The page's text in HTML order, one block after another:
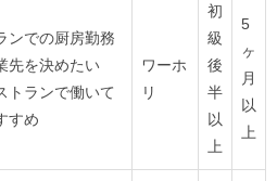
ンでの厨房勤務
先を決めたい
トランで働いて
すめ
ワーホ
リ
初
級
後
半
以
上
5
ヶ
月
以
上